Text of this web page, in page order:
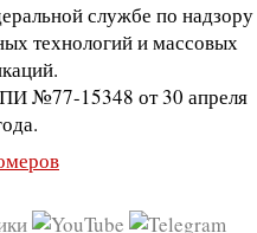
службе по надзору
технологий и массовых
ПИ №77-15348 от 30 апреля